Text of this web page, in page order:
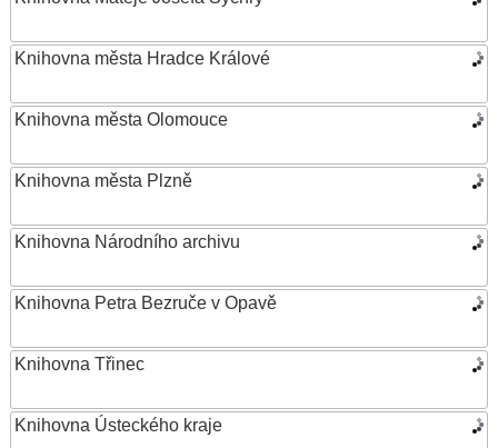
Knihovna města Hradce Králové
Knihovna města Olomouce
Knihovna města Plzně
Knihovna Národního archivu
Knihovna Petra Bezruče v Opavě
Knihovna Třinec
Knihovna Ústeckého kraje